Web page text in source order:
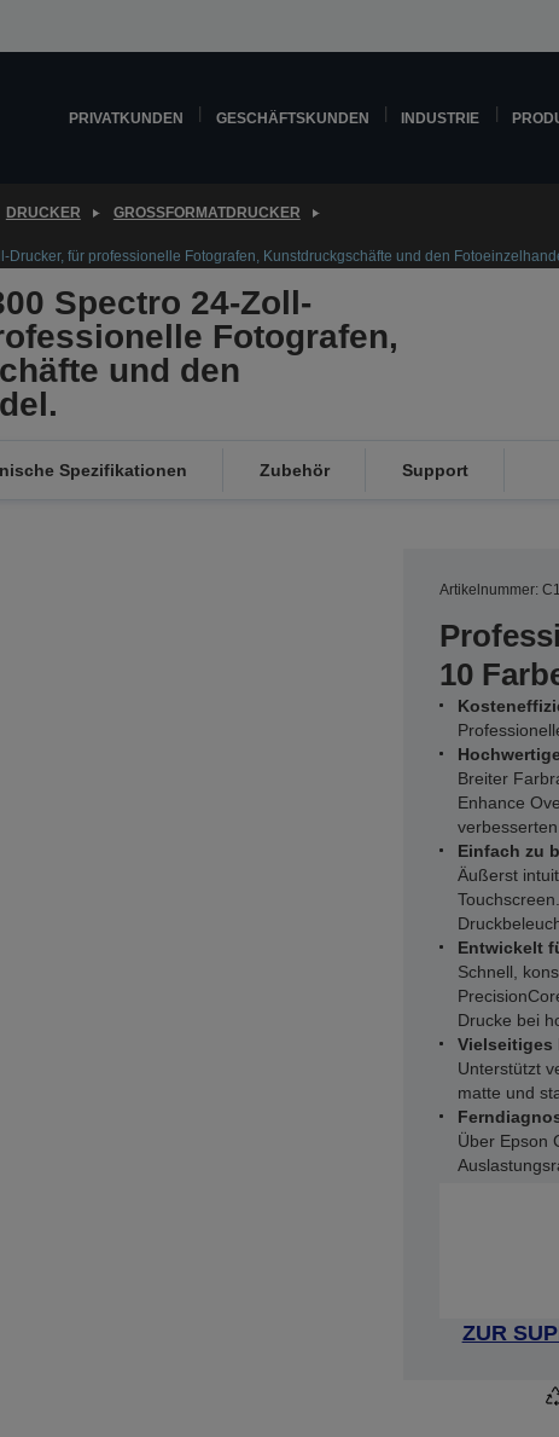
PRIVATKUNDEN GESCHÄFTSKUNDEN INDUSTRIE
DRUCKER GROSSFORMATDRUCKER
Drucker, für professionelle Fotografen, Kunstdruckgschäfte und den
Spectro 24-Zoll-
Fotografen,
und den
Spezifikationen Zubehör Support
Artikelnummer:
10
Breiter
Enhance
Einfach zu
Äußerst
Entwickelt
Schnell,
Drucke bei
Vielseitiges
Unterstützt
matte und
Über Epson
ZUR